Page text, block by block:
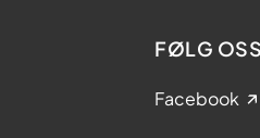
FØLG OSS
Facebook